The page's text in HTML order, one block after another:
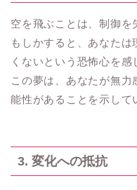
空を飛ぶことは、制御を
もしかすると、あなた
くないという恐怖心を感
この夢は、あなたが無
能性があることを示して
3. 変化への抵抗